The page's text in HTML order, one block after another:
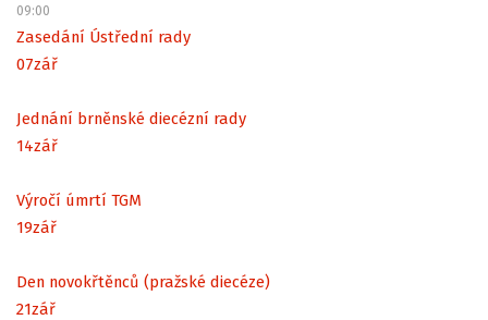
09:00
Zasedání Ústřední rady
07zář
Jednání brněnské diecézní rady
14zář
Výročí úmrtí TGM
19zář
Den novokřtěnců (pražské diecéze)
21zář